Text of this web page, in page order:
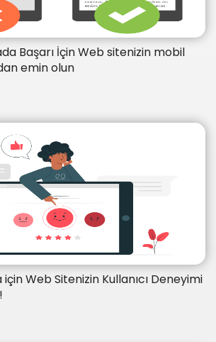
Başarı İçin Web sitenizin mobil
emin olun
Web Sitenizin Kullanıcı Deneyimi